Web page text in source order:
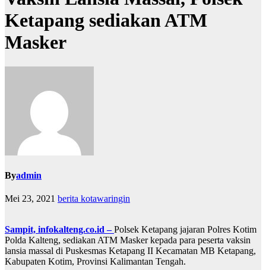
Ketapang sediakan ATM
Masker
Byadmin
Mei 23, 2021 berita kotawaringin
Sampit, infokalteng.co.id –Polsek Ketapang jajaran Polres Kotim
Polda Kalteng, sediakan ATM Masker kepada para peserta vaksin
lansia massal di Puskesmas Ketapang II Kecamatan MB Ketapang,
Kabupaten Kotim, Provinsi Kalimantan Tengah.